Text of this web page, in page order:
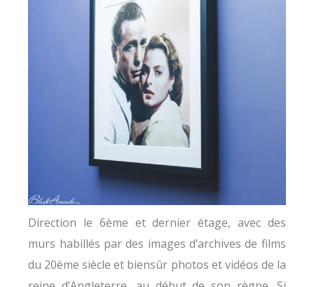
Direction le 6ème et dernier étage, avec des
murs habillés par des images d’archives de films
du 20ème siècle et biensûr photos et vidéos de la